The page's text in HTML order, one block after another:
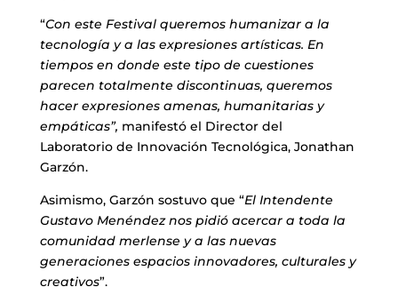
“Con este Festival queremos humanizar a la
tecnología y a las expresiones artísticas. En
tiempos en donde este tipo de cuestiones
parecen totalmente discontinuas, queremos
hacer expresiones amenas, humanitarias y
empáticas”, manifestó el Director del
Laboratorio de Innovación Tecnológica, Jonathan
Garzón.
Asimismo, Garzón sostuvo que “El Intendente
Gustavo Menéndez nos pidió acercar a toda la
comunidad merlense y a las nuevas
generaciones espacios innovadores, culturales y
creativos”.